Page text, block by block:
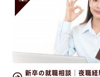
新卒の就職相談｜夜職